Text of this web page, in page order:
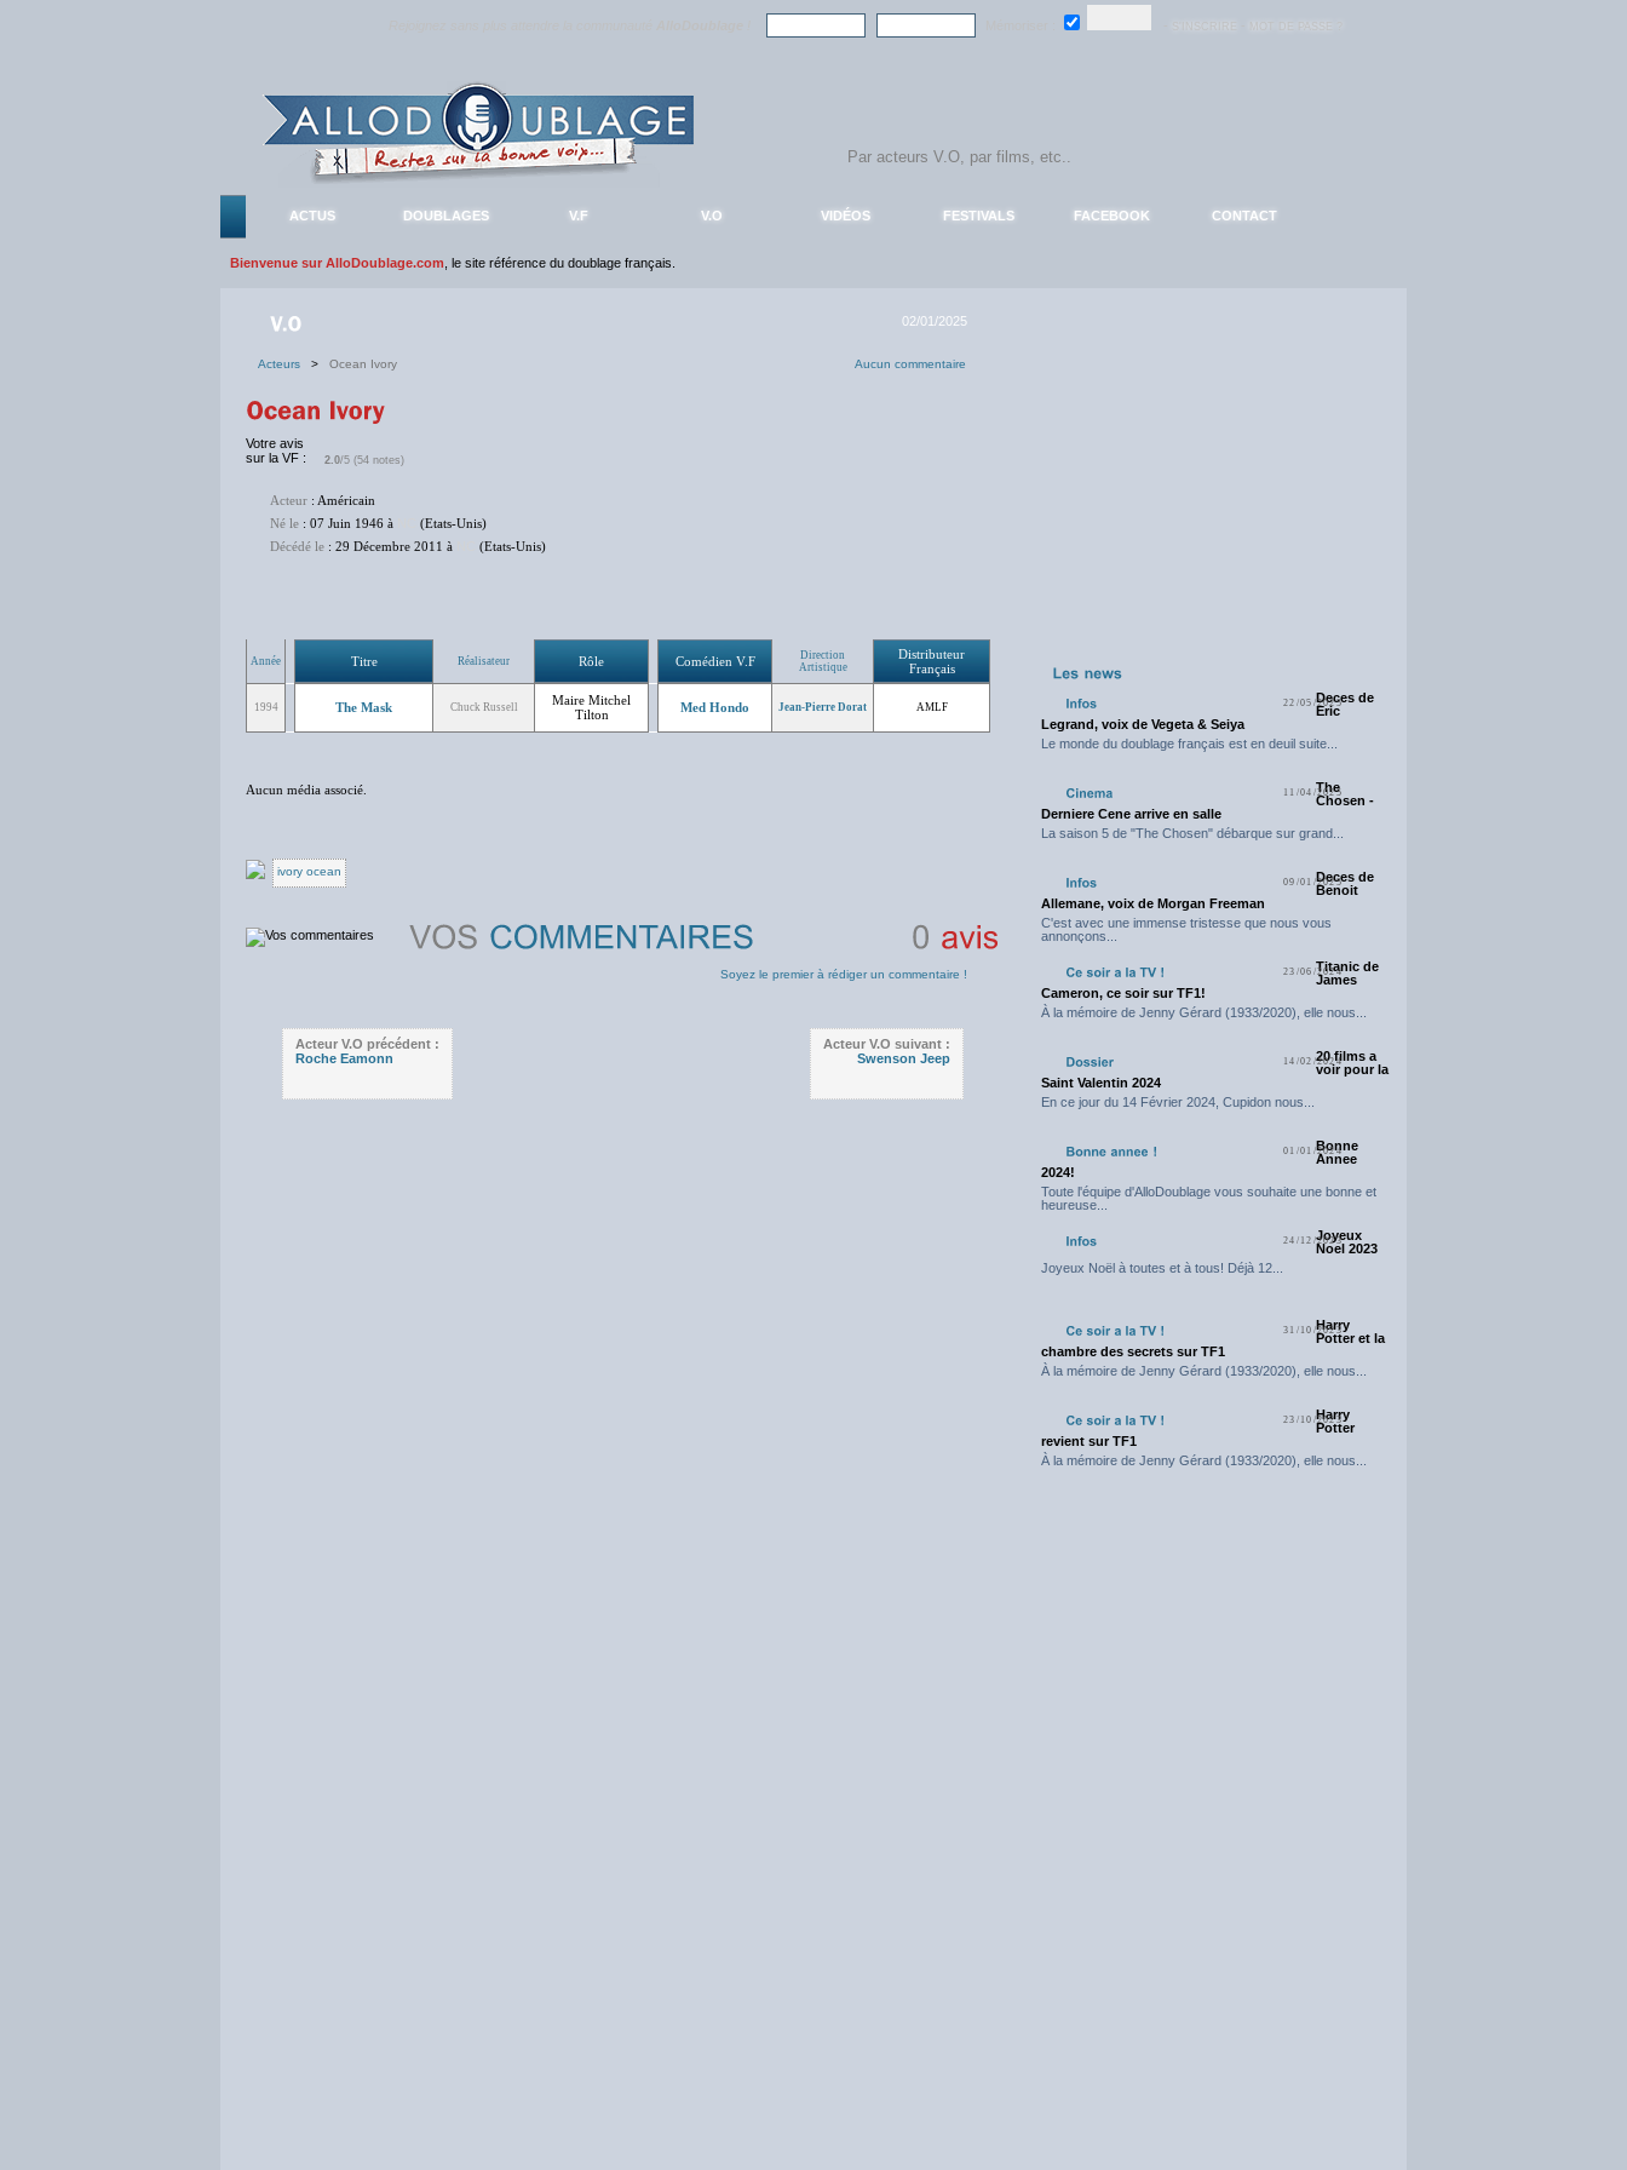
ACTUS DOUBLAGES V.F V.O VIDÉOS FESTIVALS FACEBOOK CONTACT
Bienvenue sur AlloDoublage.com , le site référence du doublage français.
02/01/2025
Acteurs > Ocean Ivory Aucun commentaire
Votre avis
sur la VF :
2.0/5 (54 notes)
Acteur : Américain
Né le : 07 Juin 1946 à
(Etats-Unis)
Décédé le : 29 Décembre 2011 à (Etats-Unis)
Année Titre Réalisateur Rôle Comédien V.F
Direction
Artistique
Distributeur
Français
1994 The Mask Chuck Russell
Maire Mitchel
Tilton
Med Hondo Jean-Pierre Dorat AMLF
Aucun média associé.
ivory ocean
Soyez le premier à rédiger un commentaire !
Acteur V.O précédent :
Roche Eamonn
Acteur V.O suivant :
Swenson Jeep
22/05/2025Deces de
Eric
Legrand, voix de Vegeta & Seiya
Le monde du doublage français est en deuil suite...
11/04/2025
The
Chosen -
Derniere Cene arrive en salle
La saison 5 de "The Chosen" débarque sur grand...
09/01/2025Deces de
Benoit
Allemane, voix de Morgan Freeman
C'est avec une immense tristesse que nous vous
annonçons...
23/06/2024Titanic de
James
Cameron, ce soir sur TF1!
À la mémoire de Jenny Gérard (1933/2020), elle nous...
14/02/202420 films a
voir pour la
Saint Valentin 2024
En ce jour du 14 Février 2024, Cupidon nous...
01/01/2024
Bonne
Annee
2024!
Toute l'équipe d'AlloDoublage vous souhaite une bonne et
heureuse...
24/12/2023
Joyeux
Noel 2023
Joyeux Noël à toutes et à tous! Déjà 12...
31/10/2023
Harry
Potter et la
chambre des secrets sur TF1
À la mémoire de Jenny Gérard (1933/2020), elle nous...
23/10/2023
Harry
Potter
revient sur TF1
À la mémoire de Jenny Gérard (1933/2020), elle nous...